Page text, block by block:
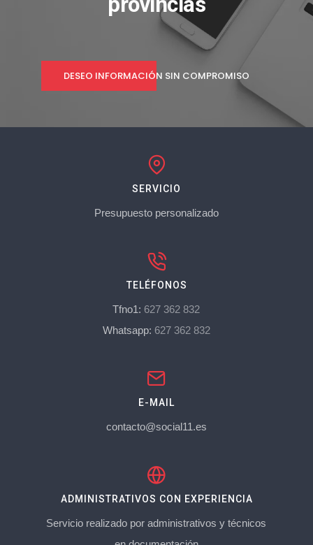
DESEO INFORMACIÓN SIN COMPROMISO
SERVICIO
Presupuesto personalizado
TELÉFONOS
Tfno1: 627 362 832
Whatsapp: 627 362 832
E-MAIL
contacto@social11.es
ADMINISTRATIVOS CON EXPERIENCIA
Servicio realizado por administrativos y técnicos